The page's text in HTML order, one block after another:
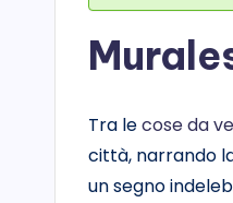
Tra lecose da
città, narrando
un segno